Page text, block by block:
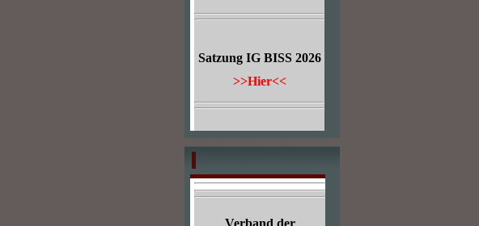
Satzung IG BISS 2026
>>Hier<<
Verband der